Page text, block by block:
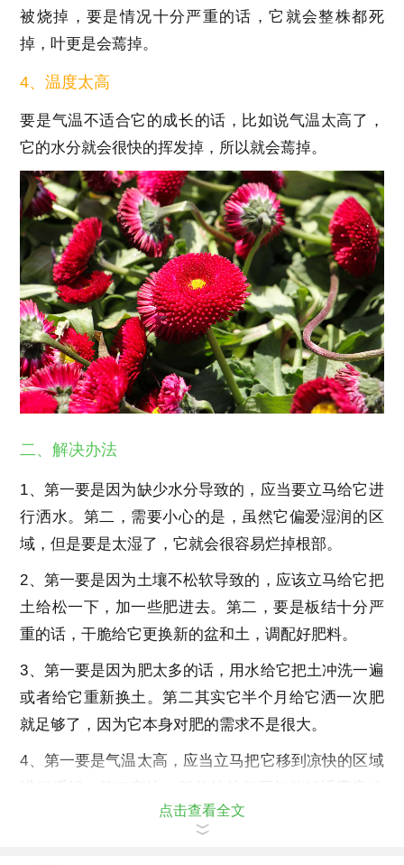
被烧掉，要是情况十分严重的话，它就会整株都死
掉，叶更是会蔫掉。
4、温度太高
要是气温不适合它的成长的话，比如说气温太高了，
它的水分就会很快的挥发掉，所以就会蔫掉。
二、解决办法
1、第一要是因为缺少水分导致的，应当要立马给它进
行洒水。第二，需要小心的是，虽然它偏爱湿润的区
域，但是要是太湿了，它就会很容易烂掉根部。
2、第一要是因为土壤不松软导致的，应该立马给它把
土给松一下，加一些肥进去。第二，要是板结十分严
重的话，干脆给它更换新的盆和土，调配好肥料。
3、第一要是因为肥太多的话，用水给它把土冲洗一遍
或者给它重新换土。第二其实它半个月给它洒一次肥
就足够了，因为它本身对肥的需求不是很大。
4、第一要是气温太高，应当立马把它移到凉快的区域
和酷暑，但是要是气温变化太快，它就会蔫掉。
点击查看全文